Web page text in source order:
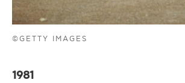
©GETTY IMAGES
1981